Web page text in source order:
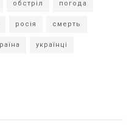
обстріл погода
росія смерть
українці